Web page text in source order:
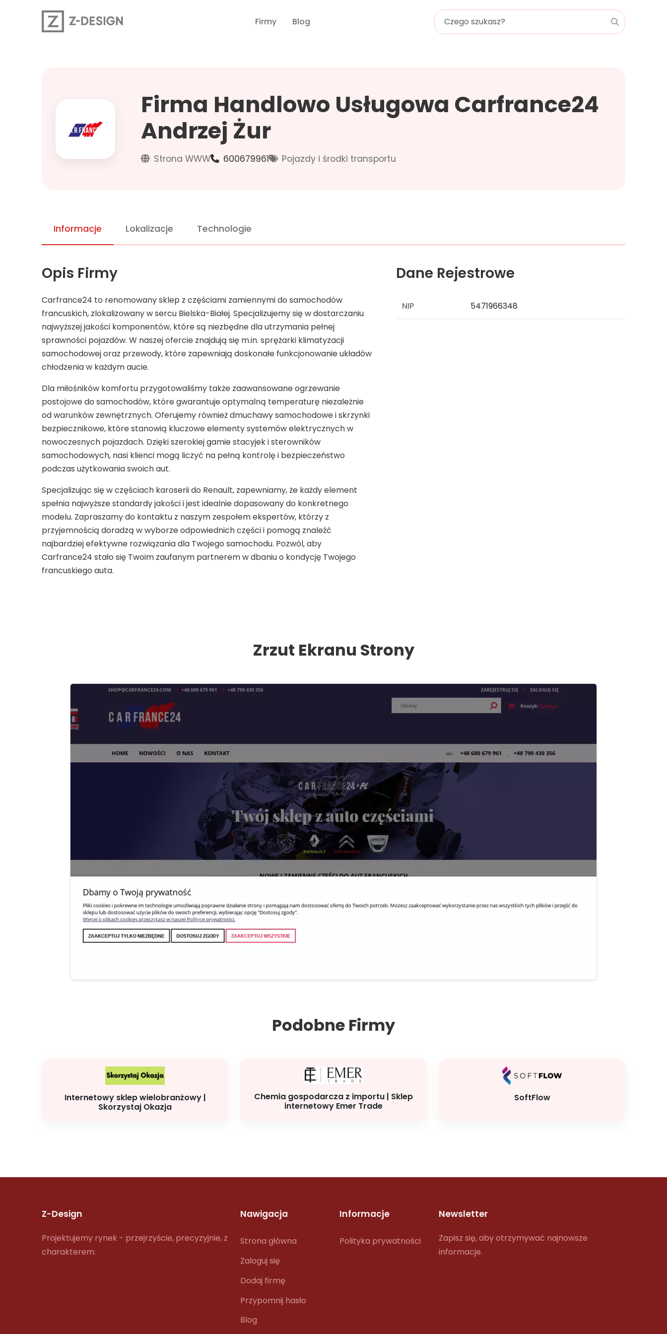
Firmy Blog
Firma Handlowo Usługowa Carfrance24
Andrzej Żur
Strona WWW 600679961 Pojazdy i środki transportu
Informacje Lokalizacje Technologie
Opis Firmy
Carfrance24 to renomowany sklep z częściami zamiennymi do samochodów
francuskich, zlokalizowany w sercu Bielska-Białej. Specjalizujemy się w dostarczaniu
najwyższej jakości komponentów, które są niezbędne dla utrzymania pełnej
sprawności pojazdów. W naszej ofercie znajdują się m.in. sprężarki klimatyzacji
samochodowej oraz przewody, które zapewniają doskonałe funkcjonowanie układów
chłodzenia w każdym aucie.
Dla miłośników komfortu przygotowaliśmy także zaawansowane ogrzewanie
postojowe do samochodów, które gwarantuje optymalną temperaturę niezależnie
od warunków zewnętrznych. Oferujemy również dmuchawy samochodowe i skrzynki
bezpiecznikowe, które stanowią kluczowe elementy systemów elektrycznych w
nowoczesnych pojazdach. Dzięki szerokiej gamie stacyjek i sterowników
samochodowych, nasi klienci mogą liczyć na pełną kontrolę i bezpieczeństwo
podczas użytkowania swoich aut.
Specjalizując się w częściach karoserii do Renault, zapewniamy, że każdy element
spełnia najwyższe standardy jakości i jest idealnie dopasowany do konkretnego
modelu. Zapraszamy do kontaktu z naszym zespołem ekspertów, którzy z
przyjemnością doradzą w wyborze odpowiednich części i pomogą znaleźć
najbardziej efektywne rozwiązania dla Twojego samochodu. Pozwól, aby
Carfrance24 stało się Twoim zaufanym partnerem w dbaniu o kondycję Twojego
francuskiego auta.
Dane Rejestrowe
NIP 5471966348
Zrzut Ekranu Strony
Podobne Firmy
Internetowy sklep wielobranżowy |
Skorzystaj Okazja
Chemia gospodarcza z importu | Sklep
internetowy Emer Trade
SoftFlow
Z-Design
Projektujemy rynek - przejrzyście, precyzyjnie, z
charakterem.
Nawigacja
Strona główna
Zaloguj się
Dodaj firmę
Przypomnij hasło
Blog
Informacje
Polityka prywatności
Newsletter
Zapisz się, aby otrzymywać najnowsze
informacje.